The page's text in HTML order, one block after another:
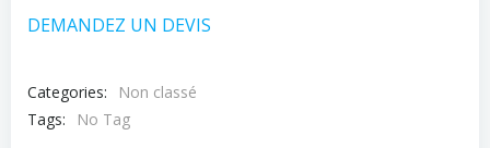
DEMANDEZ UN DEVIS
Categories:
Non classé
Tags:
No Tag